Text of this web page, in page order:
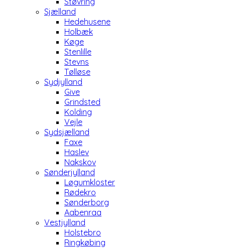
Sjælland
Hedehusene
Holbæk
Køge
Stenlille
Stevns
Tølløse
Sydjylland
Give
Grindsted
Kolding
Vejle
Sydsjælland
Faxe
Haslev
Nakskov
Sønderjylland
Løgumkloster
Rødekro
Sønderborg
Aabenraa
Vestjylland
Holstebro
Ringkøbing